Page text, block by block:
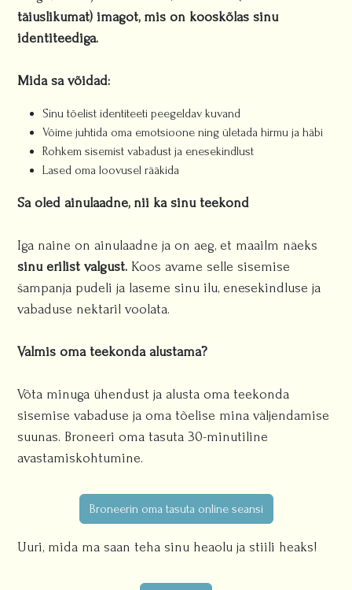
täiuslikumat) imagot, mis on kooskõlas sinu
identiteediga.
Mida sa võidad:
Sinu tõelist identiteeti peegeldav kuvand
Võime juhtida oma emotsioone ning ületada hirmu ja häbi
Rohkem sisemist vabadust ja enesekindlust
Lased oma loovusel rääkida
Sa oled ainulaadne, nii ka sinu teekond
Iga naine on ainulaadne ja on aeg, et maailm näeks
sinu erilist valgust. Koos avame selle sisemise
šampanja pudeli ja laseme sinu ilu, enesekindluse ja
vabaduse nektaril voolata.
Valmis oma teekonda alustama?
Võta minuga ühendust ja alusta oma teekonda
sisemise vabaduse ja oma tõelise mina väljendamise
suunas. Broneeri oma tasuta 30-minutiline
avastamiskohtumine.
Broneerin oma tasuta online seansi
Uuri, mida ma saan teha sinu heaolu ja stiili heaks!